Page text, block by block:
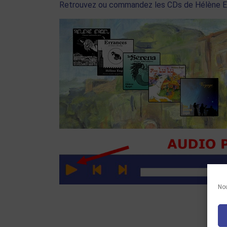
Retrouvez ou commandez les CDs de Hélène